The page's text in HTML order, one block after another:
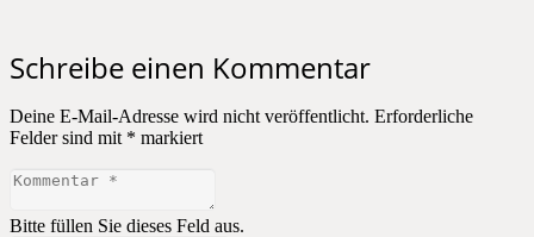
Schreibe einen Kommentar
Deine E-Mail-Adresse wird nicht veröffentlicht. Erforderliche
Felder sind mit * markiert
Bitte füllen Sie dieses Feld aus.